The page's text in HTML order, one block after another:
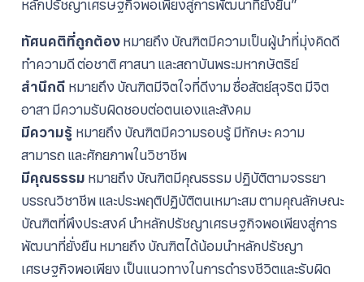
หลักปรัชญาเศรษฐกิจพอเพียงสู่การพัฒนาที่ยั่งยืน”
ทัศนคติที่ถูกต้อง หมายถึง บัณฑิตมีความเป็นผู้นําที่มุ่งคิดดี
ทําความดี ต่อชาติ ศาสนา และสถาบันพระมหากษัตริย์
สํานึกดี หมายถึง บัณฑิตมีจิตใจที่ดีงาม ซื่อสัตย์สุจริต มีจิต
อาสา มีความรับผิดชอบต่อตนเองและสังคม
มีความรู้ หมายถึง บัณฑิตมีความรอบรู้ มีทักษะ ความ
สามารถ และศักยภาพในวิชาชีพ
มีคุณธรรม หมายถึง บัณฑิตมีคุณธรรม ปฏิบัติตามจรรยา
บรรณวิชาชีพ และประพฤติปฏิบัติตนเหมาะสม ตามคุณลักษณะ
บัณฑิตที่พึงประสงค์ นําหลักปรัชญาเศรษฐกิจพอเพียงสู่การ
พัฒนาที่ยั่งยืน หมายถึง บัณฑิตได้น้อมนําหลักปรัชญา
เศรษฐกิจพอเพียง เป็นแนวทางในการดํารงชีวิตและรับผิด